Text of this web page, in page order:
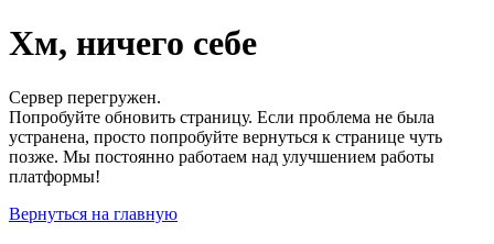
Хм, ничего себе
Сервер перегружен.
Попробуйте обновить страницу. Если проблема не была
устранена, просто попробуйте вернуться к странице чуть
позже. Мы постоянно работаем над улучшением работы
платформы!
Вернуться на главную